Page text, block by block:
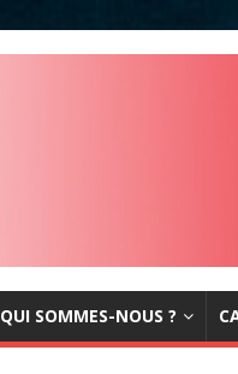
QUI SOMMES-NOUS ?